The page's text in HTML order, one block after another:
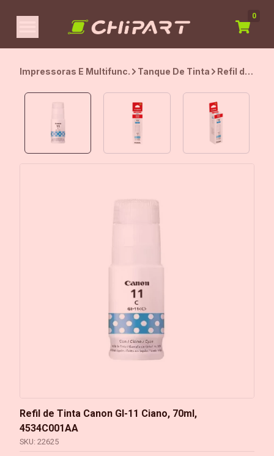
0
Impressoras E Multifunc. Tanque De Tinta
Refil de
Canon
GI-11
Ciano,
70ml,
Refil de Tinta Canon GI-11 Ciano, 70ml,
4534C001AA
SKU: 22625